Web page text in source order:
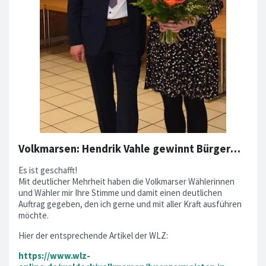
Volkmarsen: Hendrik Vahle gewinnt Bürgermeister-Wahl
Es ist geschafft!
Mit deutlicher Mehrheit haben die Volkmarser Wählerinnen
und Wähler mir Ihre Stimme und damit einen deutlichen
Auftrag gegeben, den ich gerne und mit aller Kraft ausführen
möchte.
Hier der entsprechende Artikel der WLZ:
https://www.wlz-